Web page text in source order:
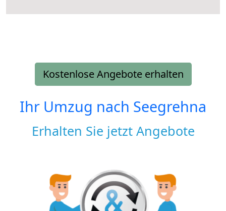
Kostenlose Angebote erhalten
Ihr Umzug nach Seegrehna
Erhalten Sie jetzt Angebote